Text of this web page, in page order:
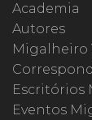
Academia
Autores
Migalheiro
Escritórios
Eventos